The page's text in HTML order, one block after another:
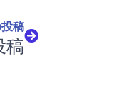
稿
稿